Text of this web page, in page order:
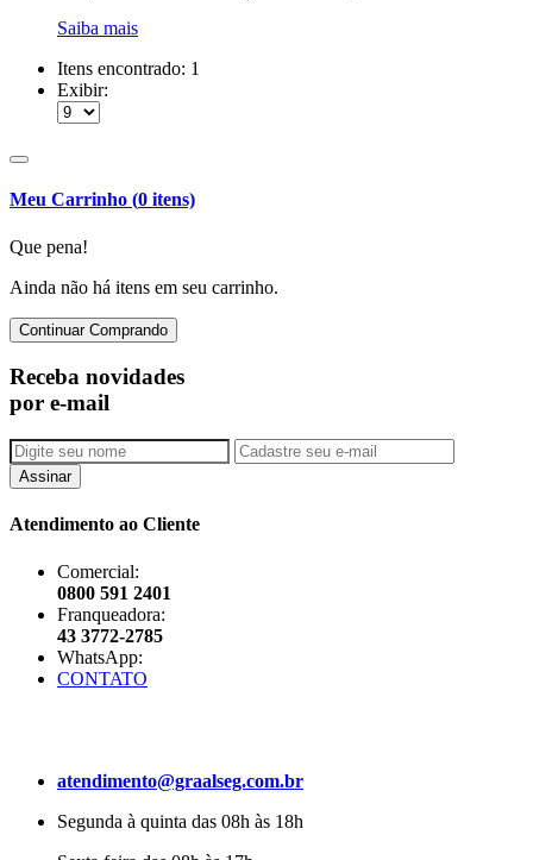
Saiba mais
Itens encontrado: 1
Exibir:
Meu Carrinho (0 itens)
Que pena!
Ainda não há itens em seu carrinho.
Continuar Comprando
Receba novidades
por e-mail
Assinar
Atendimento ao Cliente
Comercial:
0800 591 2401
Franqueadora:
43 3772-2785
WhatsApp:
CONTATO
atendimento@graalseg.com.br
Segunda à quinta das 08h às 18h